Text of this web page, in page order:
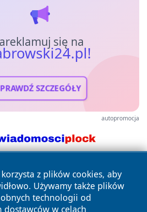
się na
SZCZEGÓŁY
autopromocja
z plików cookies, aby
Używamy także plików
technologii od
dostawców w celach